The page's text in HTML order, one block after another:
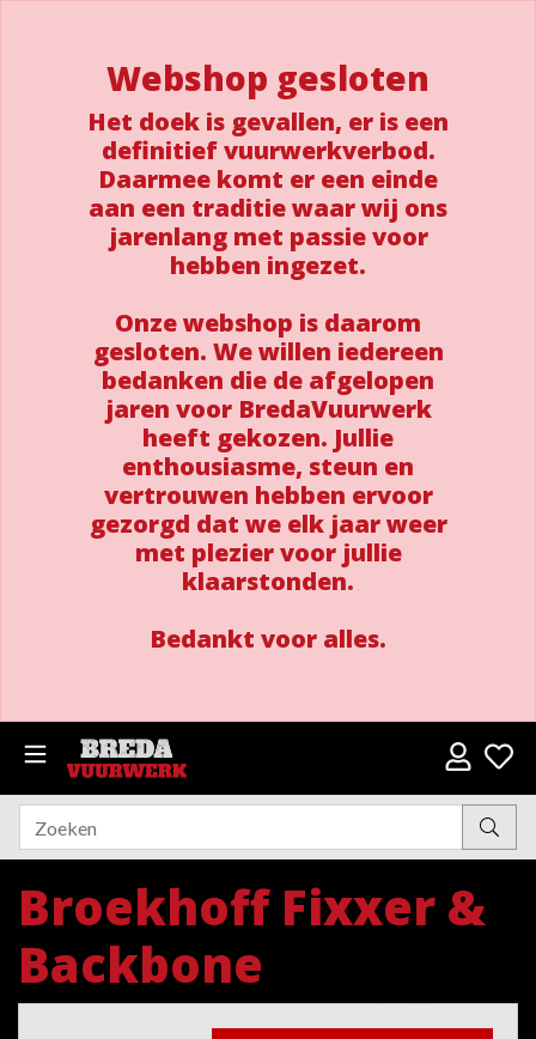
Webshop gesloten
Het doek is gevallen, er is een
definitief vuurwerkverbod.
Daarmee komt er een einde
aan een traditie waar wij ons
jarenlang met passie voor
hebben ingezet.
Onze webshop is daarom
gesloten. We willen iedereen
bedanken die de afgelopen
jaren voor BredaVuurwerk
heeft gekozen. Jullie
enthousiasme, steun en
vertrouwen hebben ervoor
gezorgd dat we elk jaar weer
met plezier voor jullie
klaarstonden.
Bedankt voor alles.
Broekhoff Fixxer &
Backbone